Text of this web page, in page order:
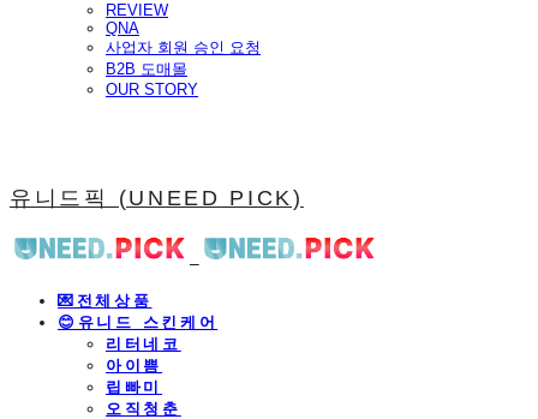
REVIEW
QNA
사업자 회원 승인 요청
B2B 도매몰
OUR STORY
유니드픽 (UNEED PICK)
💌전체상품
😊유니드 스킨케어
리터네코
아이쁨
립빠미
오직청춘